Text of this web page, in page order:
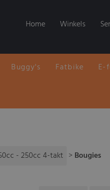
Home Winkels
Buggy's Fatbike E-
- 250cc 4-takt > Bougies